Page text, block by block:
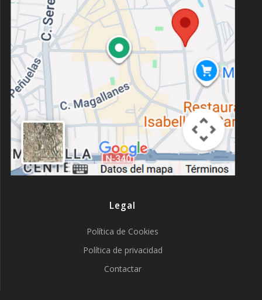
Legal
Política de Cookies
Política de privacidad
Contactar